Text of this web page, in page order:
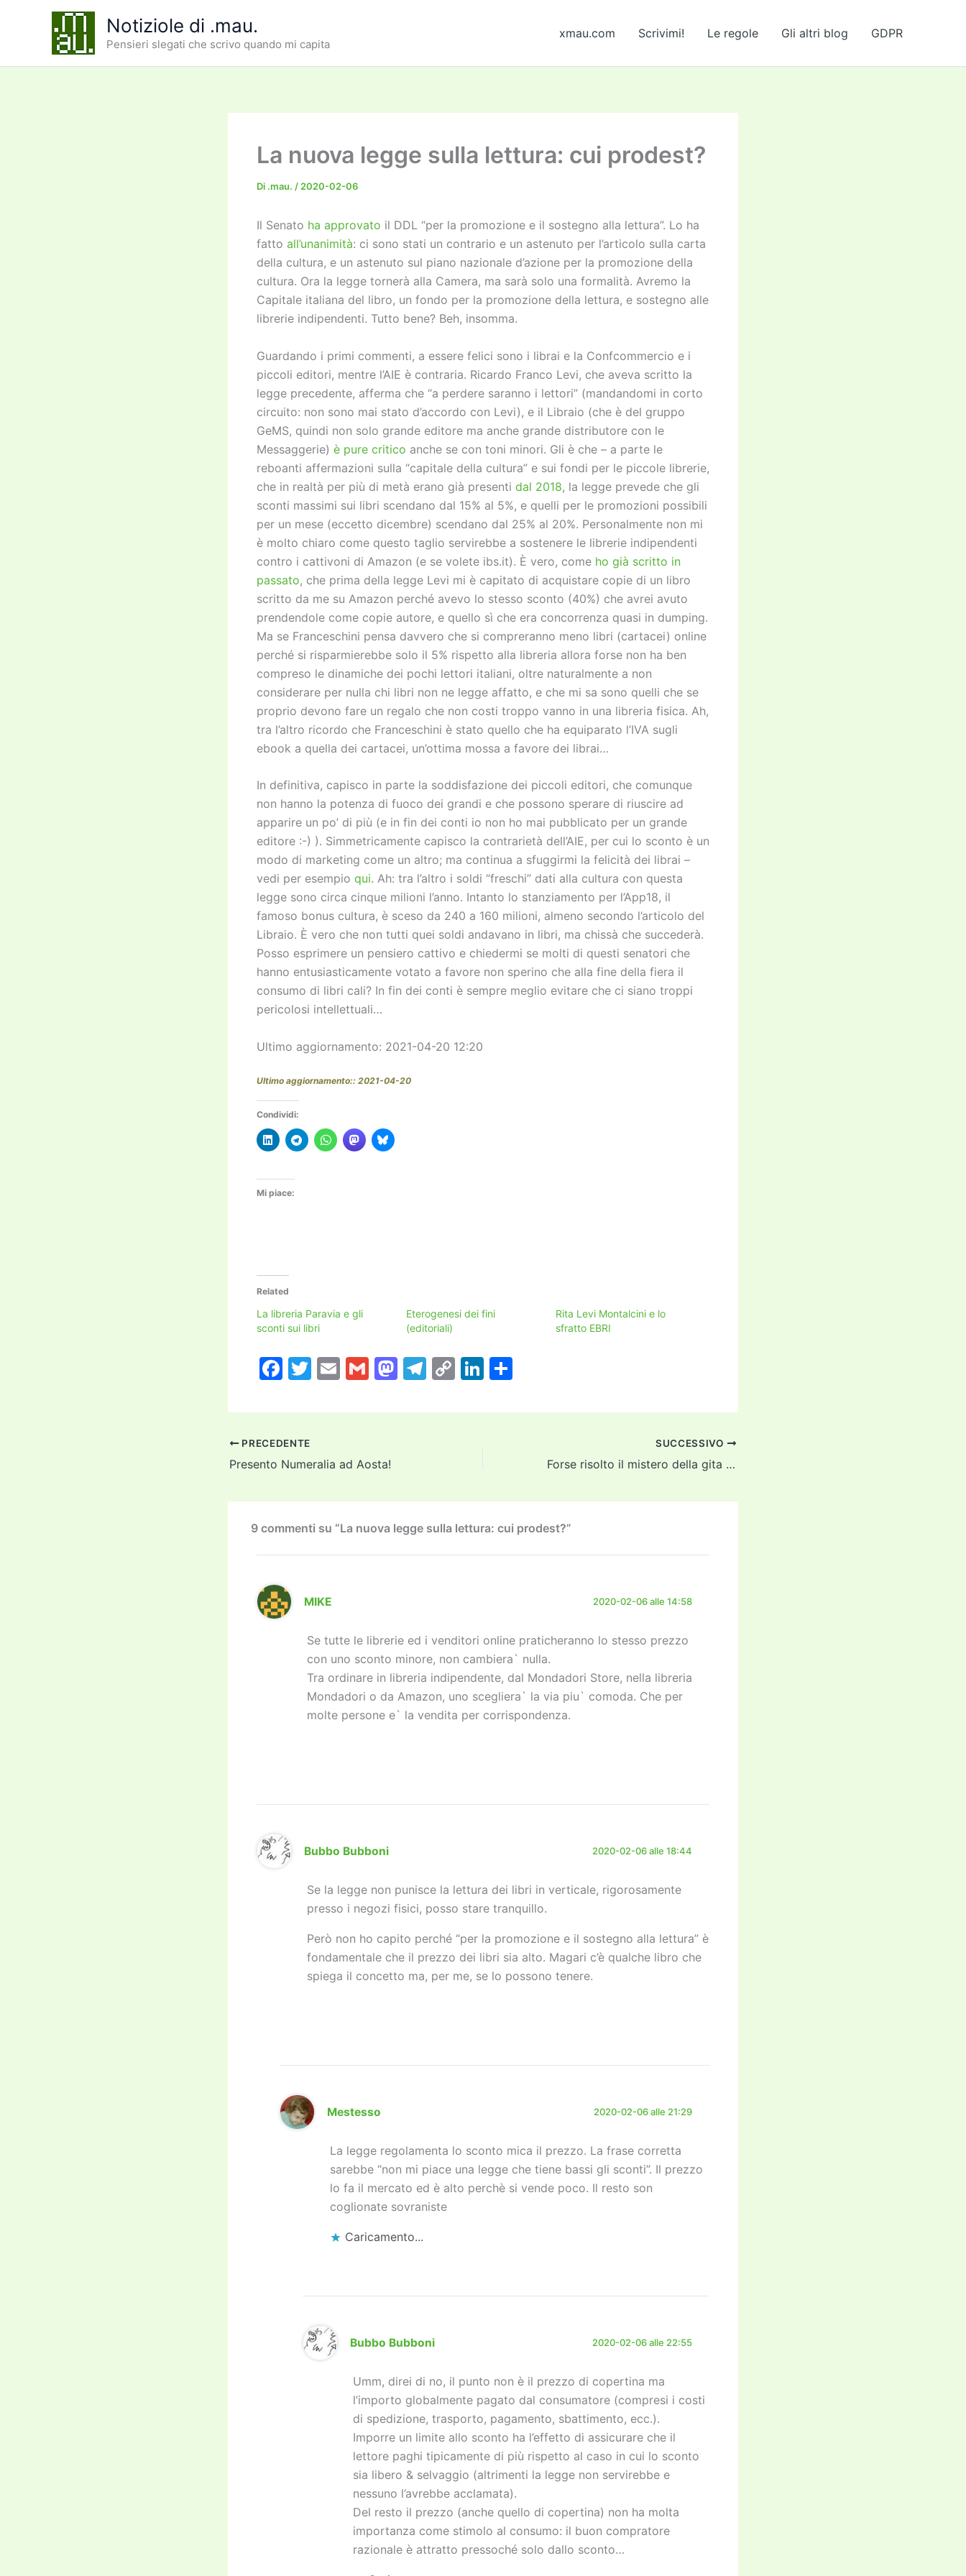
Notiziole di .mau.
Pensieri slegati che scrivo quando mi capita
xmau.com Scrivimi! Le regole Gli altri blog GDPR
La nuova legge sulla lettura: cui prodest?
Di .mau. / 2020-02-06
Il Senato ha approvato il DDL “per la promozione e il sostegno alla lettura”. Lo ha
fatto all’unanimità: ci sono stati un contrario e un astenuto per l’articolo sulla carta
della cultura, e un astenuto sul piano nazionale d’azione per la promozione della
cultura. Ora la legge tornerà alla Camera, ma sarà solo una formalità. Avremo la
Capitale italiana del libro, un fondo per la promozione della lettura, e sostegno alle
librerie indipendenti. Tutto bene? Beh, insomma.
Guardando i primi commenti, a essere felici sono i librai e la Confcommercio e i
piccoli editori, mentre l’AIE è contraria. Ricardo Franco Levi, che aveva scritto la
legge precedente, afferma che “a perdere saranno i lettori” (mandandomi in corto
circuito: non sono mai stato d’accordo con Levi), e il Libraio (che è del gruppo
GeMS, quindi non solo grande editore ma anche grande distributore con le
Messaggerie) è pure critico anche se con toni minori. Gli è che – a parte le
reboanti affermazioni sulla “capitale della cultura” e sui fondi per le piccole librerie,
che in realtà per più di metà erano già presenti dal 2018, la legge prevede che gli
sconti massimi sui libri scendano dal 15% al 5%, e quelli per le promozioni possibili
per un mese (eccetto dicembre) scendano dal 25% al 20%. Personalmente non mi
è molto chiaro come questo taglio servirebbe a sostenere le librerie indipendenti
contro i cattivoni di Amazon (e se volete ibs.it). È vero, come ho già scritto in
passato, che prima della legge Levi mi è capitato di acquistare copie di un libro
scritto da me su Amazon perché avevo lo stesso sconto (40%) che avrei avuto
prendendole come copie autore, e quello sì che era concorrenza quasi in dumping.
Ma se Franceschini pensa davvero che si compreranno meno libri (cartacei) online
perché si risparmierebbe solo il 5% rispetto alla libreria allora forse non ha ben
compreso le dinamiche dei pochi lettori italiani, oltre naturalmente a non
considerare per nulla chi libri non ne legge affatto, e che mi sa sono quelli che se
proprio devono fare un regalo che non costi troppo vanno in una libreria fisica. Ah,
tra l’altro ricordo che Franceschini è stato quello che ha equiparato l’IVA sugli
ebook a quella dei cartacei, un’ottima mossa a favore dei librai…
In definitiva, capisco in parte la soddisfazione dei piccoli editori, che comunque
non hanno la potenza di fuoco dei grandi e che possono sperare di riuscire ad
apparire un po’ di più (e in fin dei conti io non ho mai pubblicato per un grande
editore :-) ). Simmetricamente capisco la contrarietà dell’AIE, per cui lo sconto è un
modo di marketing come un altro; ma continua a sfuggirmi la felicità dei librai –
vedi per esempio qui. Ah: tra l’altro i soldi “freschi” dati alla cultura con questa
legge sono circa cinque milioni l’anno. Intanto lo stanziamento per l’App18, il
famoso bonus cultura, è sceso da 240 a 160 milioni, almeno secondo l’articolo del
Libraio. È vero che non tutti quei soldi andavano in libri, ma chissà che succederà.
Posso esprimere un pensiero cattivo e chiedermi se molti di questi senatori che
hanno entusiasticamente votato a favore non sperino che alla fine della fiera il
consumo di libri cali? In fin dei conti è sempre meglio evitare che ci siano troppi
pericolosi intellettuali…
Ultimo aggiornamento: 2021-04-20 12:20
Ultimo aggiornamento:: 2021-04-20
Condividi:
Mi piace:
Related
La libreria Paravia e gli
sconti sui libri
Eterogenesi dei fini
(editoriali)
Rita Levi Montalcini e lo
sfratto EBRI
F
c
e
b
o
k
T
itt
E
ai
G
ai
M
st
n
T
e
C
p
k
Li
k n
PRECEDENTE
Presento Numeralia ad Aosta!
SUCCESSIVO
Forse risolto il mistero della gita lampo parigina
9 commenti su “La nuova legge sulla lettura: cui prodest?”
MIKE 2020-02-06 alle 14:58
Se tutte le librerie ed i venditori online praticheranno lo stesso prezzo
con uno sconto minore, non cambiera` nulla.
Tra ordinare in libreria indipendente, dal Mondadori Store, nella libreria
Mondadori o da Amazon, uno scegliera` la via piu` comoda. Che per
molte persone e` la vendita per corrispondenza.
Bubbo Bubboni 2020-02-06 alle 18:44
Se la legge non punisce la lettura dei libri in verticale, rigorosamente
presso i negozi fisici, posso stare tranquillo.
Però non ho capito perché “per la promozione e il sostegno alla lettura” è
fondamentale che il prezzo dei libri sia alto. Magari c’è qualche libro che
spiega il concetto ma, per me, se lo possono tenere.
Mestesso 2020-02-06 alle 21:29
La legge regolamenta lo sconto mica il prezzo. La frase corretta
sarebbe “non mi piace una legge che tiene bassi gli sconti”. Il prezzo
lo fa il mercato ed è alto perchè si vende poco. Il resto son
coglionate sovraniste
Caricamento...
Bubbo Bubboni 2020-02-06 alle 22:55
Umm, direi di no, il punto non è il prezzo di copertina ma
l’importo globalmente pagato dal consumatore (compresi i costi
di spedizione, trasporto, pagamento, sbattimento, ecc.).
Imporre un limite allo sconto ha l’effetto di assicurare che il
lettore paghi tipicamente di più rispetto al caso in cui lo sconto
sia libero & selvaggio (altrimenti la legge non servirebbe e
nessuno l’avrebbe acclamata).
Del resto il prezzo (anche quello di copertina) non ha molta
importanza come stimolo al consumo: il buon compratore
razionale è attratto pressoché solo dallo sconto…